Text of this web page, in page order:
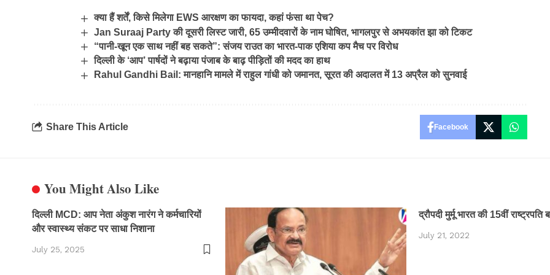
क्या हैं शर्तें, किसे मिलेगा EWS आरक्षण का फायदा, कहां फंसा था पेच?
Jan Suraaj Party की दूसरी लिस्ट जारी, 65 उम्मीदवारों के नाम घोषित, भागलपुर से अभयकांत झा को टिकट
“पानी-खून एक साथ नहीं बह सकते”: संजय राउत का भारत-पाक एशिया कप मैच पर विरोध
दिल्ली के ‘आप’ पार्षदों ने बढ़ाया पंजाब के बाढ़ पीड़ितों की मदद का हाथ
Rahul Gandhi Bail: मानहानि मामले में राहुल गांधी को जमानत, सूरत की अदालत में 13 अप्रैल को सुनवाई
Share This Article Facebook
You Might Also Like
दिल्ली MCD: आप नेता अंकुश नारंग ने कर्मचारियों
और स्वास्थ्य संकट पर साधा निशाना
July 25, 2025
द्रौपदी मुर्मू भारत की 15वीं राष्ट्रपति
July 21, 2022